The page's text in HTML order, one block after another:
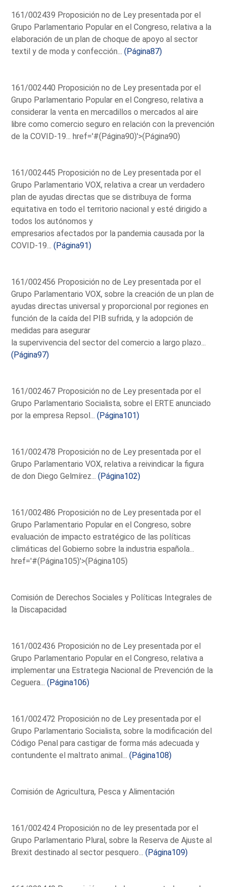
161/002439 Proposición no de Ley presentada por el
Grupo Parlamentario Popular en el Congreso, relativa a la
elaboración de un plan de choque de apoyo al sector
textil y de moda y confección...(Página87)
161/002440 Proposición no de Ley presentada por el
Grupo Parlamentario Popular en el Congreso, relativa a
considerar la venta en mercadillos o mercados al aire
libre como comercio seguro en relación con la prevención
de la COVID-19...href='#(Página90)'>(Página90)
161/002445 Proposición no de Ley presentada por el
Grupo Parlamentario VOX, relativa a crear un verdadero
plan de ayudas directas que se distribuya de forma
equitativa en todo el territorio nacional y esté dirigido a
todos los autónomos y
empresarios afectados por la pandemia causada por la
COVID-19...(Página91)
161/002456 Proposición no de Ley presentada por el
Grupo Parlamentario VOX, sobre la creación de un plan de
ayudas directas universal y proporcional por regiones en
función de la caída del PIB sufrida, y la adopción de
medidas para asegurar
la supervivencia del sector del comercio a largo plazo...
(Página97)
161/002467 Proposición no de Ley presentada por el
Grupo Parlamentario Socialista, sobre el ERTE anunciado
por la empresa Repsol...(Página101)
161/002478 Proposición no de Ley presentada por el
Grupo Parlamentario VOX, relativa a reivindicar la figura
de don Diego Gelmírez...(Página102)
161/002486 Proposición no de Ley presentada por el
Grupo Parlamentario Popular en el Congreso, sobre
evaluación de impacto estratégico de las políticas
climáticas del Gobierno sobre la industria española...
href='#(Página105)'>(Página105)
Comisión de Derechos Sociales y Políticas Integrales de
la Discapacidad
161/002436 Proposición no de Ley presentada por el
Grupo Parlamentario Popular en el Congreso, relativa a
implementar una Estrategia Nacional de Prevención de la
Ceguera...(Página106)
161/002472 Proposición no de Ley presentada por el
Grupo Parlamentario Socialista, sobre la modificación del
Código Penal para castigar de forma más adecuada y
contundente el maltrato animal...(Página108)
Comisión de Agricultura, Pesca y Alimentación
161/002424 Proposición no de ley presentada por el
Grupo Parlamentario Plural, sobre la Reserva de Ajuste al
Brexit destinado al sector pesquero...(Página109)